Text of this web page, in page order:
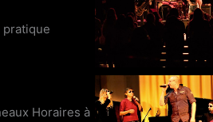
pratique
Horaires à